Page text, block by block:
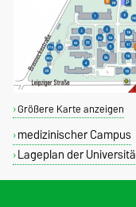
Größere Karte anzeigen
medizinischer Campus
Lageplan der